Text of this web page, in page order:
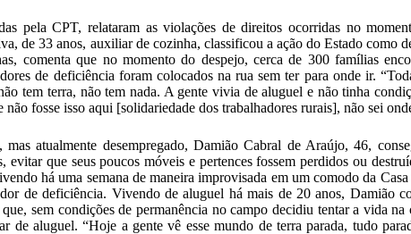
pela CPT, relataram as violações de direitos ocorridas no
de 33 anos, auxiliar de cozinha, classificou a ação do Estado como
comenta que no momento do despejo, cerca de 300 famílias
de deficiência foram colocados na rua sem ter para onde ir.
tem terra, não tem nada. A gente vivia de aluguel e não tinha
não fosse isso aqui [solidariedade dos trabalhadores rurais], não sei
atualmente desempregado, Damião Cabral de Araújo, 46,
evitar que seus poucos móveis e pertences fossem perdidos ou
há uma semana de maneira improvisada em um comodo da
de deficiência. Vivendo de aluguel há mais de 20 anos, Damião
sem condições de permanência no campo decidiu tentar a vida na
de aluguel. “Hoje a gente vê esse mundo de terra parada, tudo